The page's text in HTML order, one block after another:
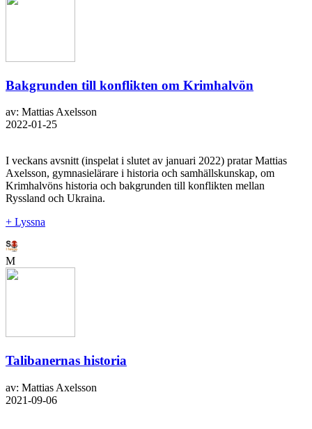
Bakgrunden till konflikten om Krimhalvön
av: Mattias Axelsson
2022-01-25
I veckans avsnitt (inspelat i slutet av januari 2022) pratar Mattias
Axelsson, gymnasielärare i historia och samhällskunskap, om
Krimhalvöns historia och bakgrunden till konflikten mellan
Ryssland och Ukraina.
+ Lyssna
M
Talibanernas historia
av: Mattias Axelsson
2021-09-06